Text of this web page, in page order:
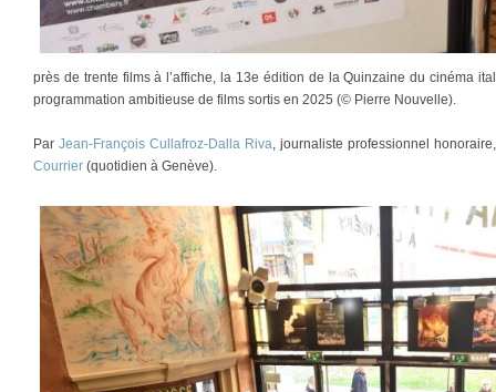
près de trente films à l’affiche, la 13e édition de la Quinzaine du cinéma
programmation ambitieuse de films sortis en 2025 (© Pierre Nouvelle).
Par Jean-François Cullafroz-Dalla Riva, journaliste professionnel
Courrier (quotidien à Genève).